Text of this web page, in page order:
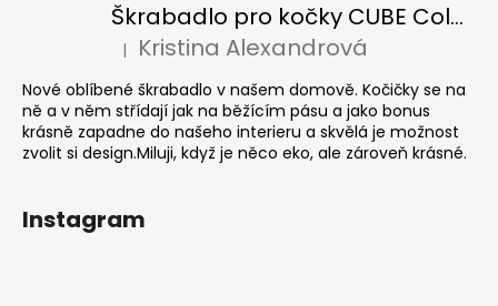
Škrabadlo pro kočky CUBE Colour
Hodnocení produktu je 5 z 5 hvězdiček.
| Kristina Alexandrová
Nové oblíbené škrabadlo v našem domově. Kočičky se na
ně a v něm střídají jak na běžícím pásu a jako bonus
krásně zapadne do našeho interieru a skvělá je možnost
zvolit si design.Miluji, když je něco eko, ale zároveň krásné.
Instagram